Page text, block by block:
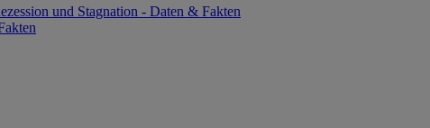
und Stagnation - Daten & Fakten